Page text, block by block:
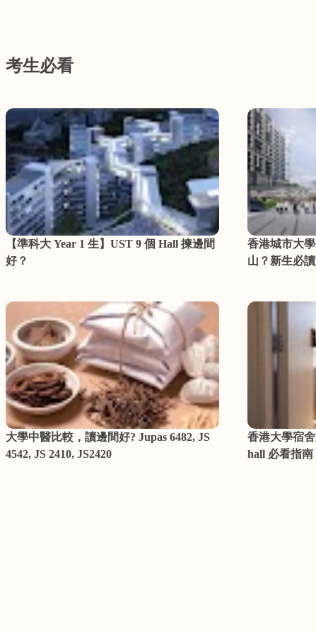
考生必看
【準科大 Year 1 生】UST 9 個 Hall 揀邊間
好？
香港城市大
山？新生必
大學中醫比較，讀邊間好? Jupas 6482, JS
4542, JS 2410, JS2420
香港大學宿
hall 必看指南